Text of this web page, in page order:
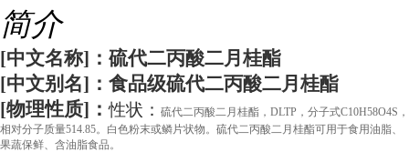
简介
[中文名称]：硫代二丙酸二月桂酯
[中文别名]：食品级硫代二丙酸二月桂酯
[物理性质]：性状： 硫代二丙酸二月桂酯，DLTP，分子式C10H58O4S，
相对分子质量514.85。白色粉末或鳞片状物。硫代二丙酸二月桂酯可用于食用油脂、
果蔬保鲜、含油脂食品。